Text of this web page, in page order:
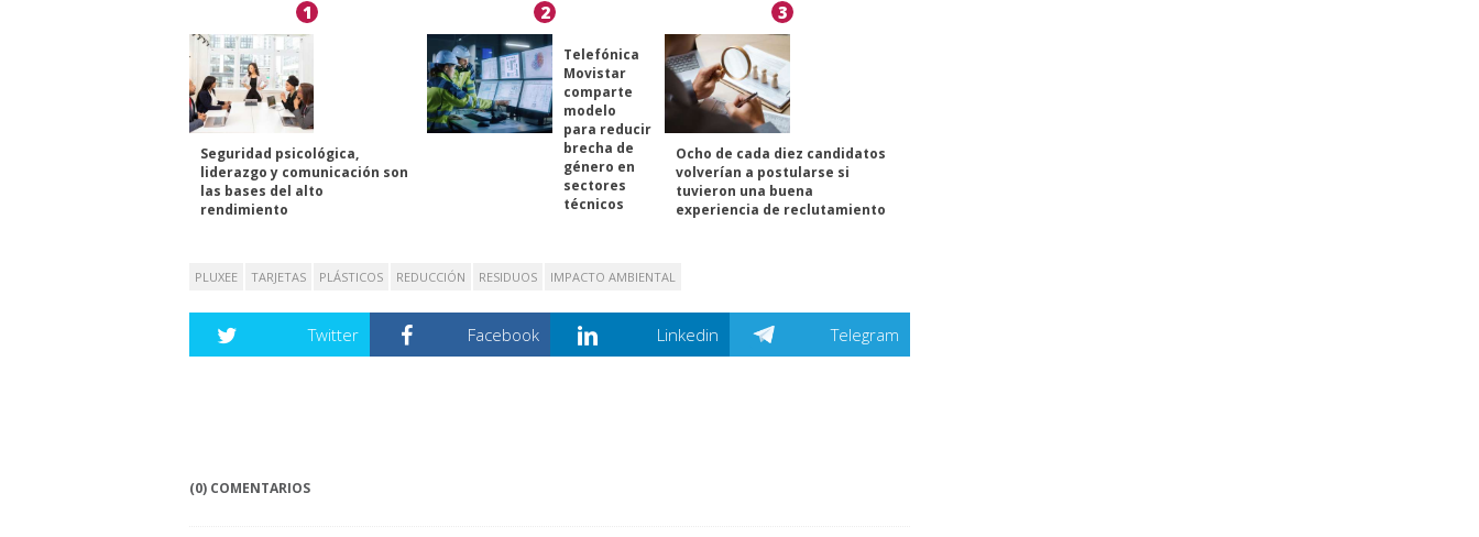
1
Seguridad psicológica,
liderazgo y comunicación son
las bases del alto
rendimiento
2
Telefónica
Movistar
comparte
modelo
para reducir
brecha de
género en
sectores
técnicos
3
Ocho de cada diez candidatos
volverían a postularse si
tuvieron una buena
experiencia de reclutamiento
PLUXEE TARJETAS PLÁSTICOS REDUCCIÓN RESIDUOS IMPACTO AMBIENTAL
Twitter Facebook Linkedin Telegram
(0) COMENTARIOS